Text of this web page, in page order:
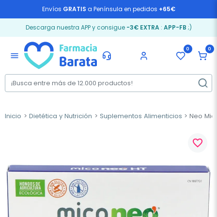
Envíos GRATIS a Península en pedidos +65€
Descarga nuestra APP y consigue -3€ EXTRA: APP-FB ;)
menu
0 0
Inicio Dietética y Nutrición Suplementos Alimenticios Neo
favorite_border